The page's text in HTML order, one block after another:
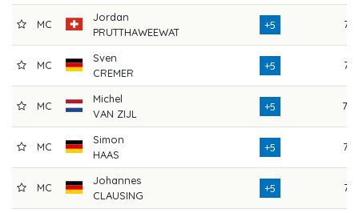
MC
Jordan
PRUTTHAWEEWAT
+5 74
MC
Sven
CREMER
+5 71
MC
Michel
VAN ZIJL
+5 70
MC
Simon
HAAS
+5 73
MC
Johannes
CLAUSING
+5 74